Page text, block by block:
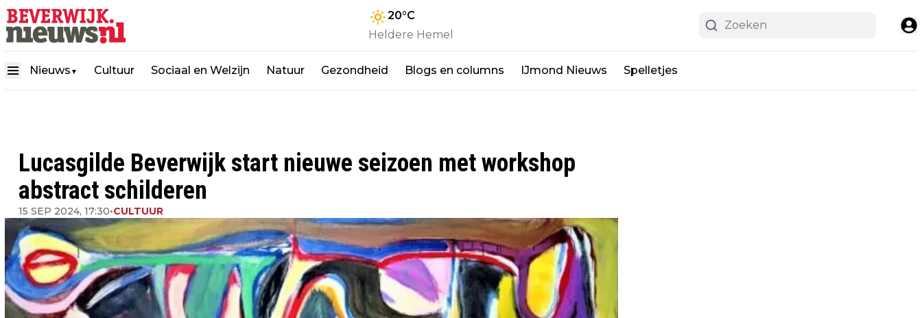
20°C
Heldere Hemel
Nieuws ▼ Cultuur Sociaal en Welzijn Natuur Gezondheid Blogs en columns IJmond Nieuws Spelletjes
Lucasgilde Beverwijk start nieuwe seizoen met workshop
abstract schilderen
15 SEP 2024, 17:30•CULTUUR